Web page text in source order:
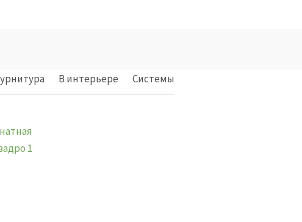
В интерьере Cистемы